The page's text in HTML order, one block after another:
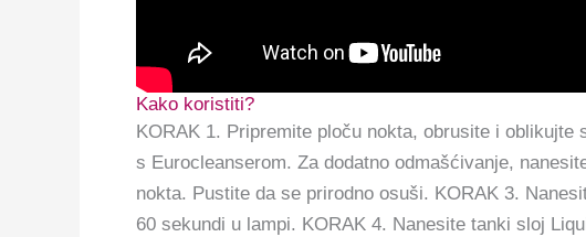
Kako koristiti?
KORAK 1. Pripremite ploču nokta, obrusite i
s Eurocleanserom. Za dodatno odmašćivanje,
nokta. Pustite da se prirodno osuši. KORAK 3.
60 sekundi u lampi. KORAK 4. Nanesite tanki sloj